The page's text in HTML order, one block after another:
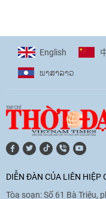
English
ພາ​ສາ​ລາວ
DIỄN ĐÀN CỦA LIÊN HIỆP
Tòa soạn: Số 61 Bà Triệu,